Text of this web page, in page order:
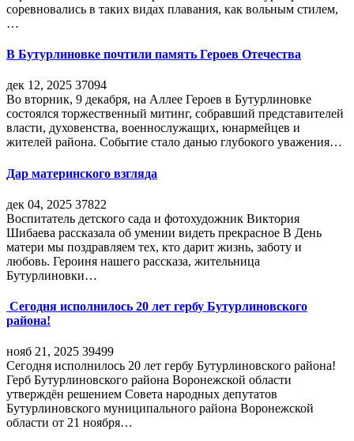
соревновались в таких видах плавания, как вольным стилем,
…
В Бутурлиновке почтили память Героев Отечества
дек 12, 2025 37094
Во вторник, 9 декабря, на Аллее Героев в Бутурлиновке
состоялся торжественный митинг, собравший представителей
власти, духовенства, военнослужащих, юнармейцев и
жителей района. Событие стало данью глубокого уважения…
Дар материнского взгляда
дек 04, 2025 37822
Воспитатель детского сада и фотохудожник Виктория
Шибаева рассказала об умении видеть прекрасное В День
матери мы поздравляем тех, кто дарит жизнь, заботу и
любовь. Героиня нашего рассказа, жительница
Бутурлиновки…
Сегодня исполнилось 20 лет гербу Бутурлиновского
района!
нояб 21, 2025 39499
Сегодня исполнилось 20 лет гербу Бутурлиновского района!
Герб Бутурлиновского района Воронежской области
утверждён решением Совета народных депутатов
Бутурлиновского муниципального района Воронежской
области от 21 ноября…